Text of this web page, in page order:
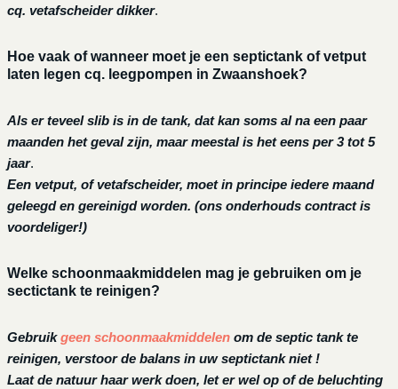
cq. vetafscheider dikker.
Hoe vaak of wanneer moet je een septictank of vetput
laten legen cq. leegpompen in Zwaanshoek?
Als er teveel slib is in de tank, dat kan soms al na een paar
maanden het geval zijn, maar meestal is het eens per 3 tot 5
jaar.
Een vetput, of vetafscheider, moet in principe iedere maand
geleegd en gereinigd worden. (ons onderhouds contract is
voordeliger!)
Welke schoonmaakmiddelen mag je gebruiken om je
sectictank te reinigen?
Gebruikgeen schoonmaakmiddelen om de septic tank te
reinigen, verstoor de balans in uw septictank niet !
Laat de natuur haar werk doen, let er wel op of de beluchting